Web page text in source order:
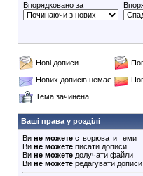
Впорядковано за
Нові дописи
Нових дописів немає
Тема зачинена
Ваші права у розділі
Ви не можете створювати теми
Ви не можете писати дописи
Ви не можете долучати файли
Ви не можете редагувати дописи